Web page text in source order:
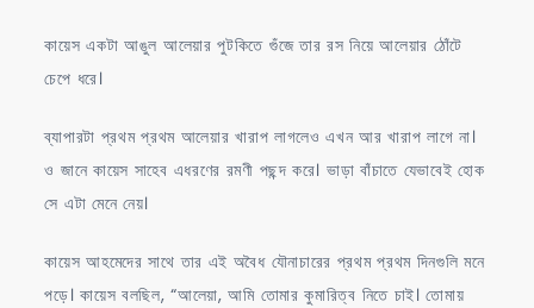
কায়েস একটা আঙুল আলেয়ার পুটকিতে গুঁজে তার রস নিয়ে আলেয়ার ঠোঁটে
চেপে ধরে।
ব্যাপারটা প্রথম প্রথম আলেয়ার খারাপ লাগলেও এখন আর খারাপ লাগে না।
ও জানে কায়েস সাহেব এধরণের রমণী পছন্দ করে। ভাড়া বাঁচাতে যেভাবেই হোক
সে এটা মেনে নেয়।
কায়েস আহমেদের সাথে তার এই অবৈধ যৌনাচারের প্রথম প্রথম দিনগুলি মনে
পড়ে। কায়েস বলছিল, “আলেয়া, আমি তোমার কুমারিত্ব নিতে চাই। তোমায়